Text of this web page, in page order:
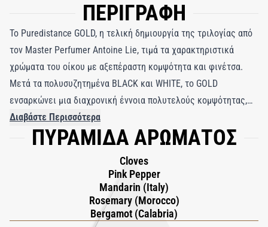
ΠΕΡΙΓΡΑΦΗ
Το Puredistance GOLD, η τελική δημιουργία της τριλογίας από
τον Master Perfumer Antoine Lie, τιμά τα χαρακτηριστικά
χρώματα του οίκου με αξεπέραστη κομψότητα και φινέτσα.
Μετά τα πολυσυζητημένα BLACK και WHITE, το GOLD
ενσαρκώνει μια διαχρονική έννοια πολυτελούς κομψότητας,
εμπνευσμένη από την οπτική αρμονία του «Χρυσού Mondriaan».
Το συγκεκριμένο σχέδιο, με την εκλεπτυσμένη παλέτα από
την ουσία του αρώματος: αγνότητα ποιότητας και διαρκής
κλάση. Η φωτεινή σύνθεση του GOLD ανοίγει με τις ζωηρές
νότες πράσινου μανταρινιού και περγαμόντου, απαλυμένες με
ροζ πιπέρι και τις βοτανικές αποχρώσεις δεντρολίβανου και
Διαβάστε Περισσότερα
ΠΥΡΑΜΙΔΑ ΑΡΩΜΑΤΟΣ
Cloves
Pink Pepper
Mandarin (Italy)
Rosemary (Morocco)
Bergamot (Calabria)